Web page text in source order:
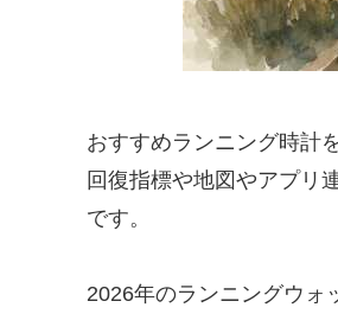
おすすめランニング時計
回復指標や地図やアプリ
です。
2026年のランニングウォ